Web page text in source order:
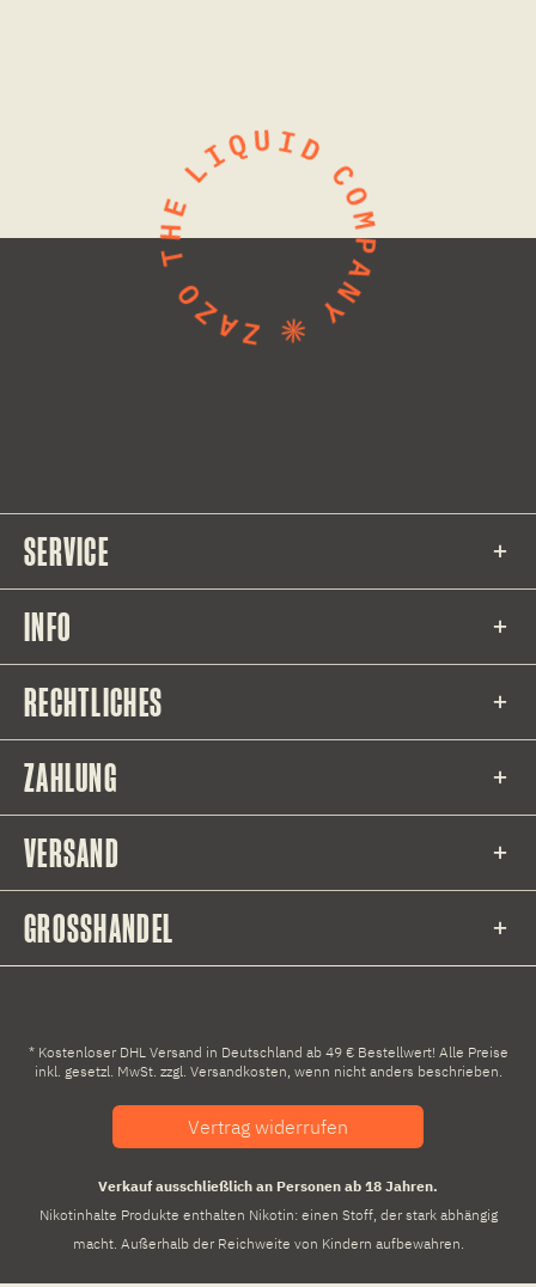
SERVICE
INFO
RECHTLICHES
ZAHLUNG
VERSAND
GROSSHANDEL
* Kostenloser DHL Versand in Deutschland ab 49 € Bestellwert! Alle Preise
inkl. gesetzl. MwSt. zzgl. Versandkosten, wenn nicht anders beschrieben.
Vertrag widerrufen
Verkauf ausschließlich an Personen ab 18 Jahren.
Nikotinhalte Produkte enthalten Nikotin: einen Stoff, der stark abhängig
macht. Außerhalb der Reichweite von Kindern aufbewahren.